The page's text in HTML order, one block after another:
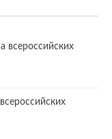
всероссийских